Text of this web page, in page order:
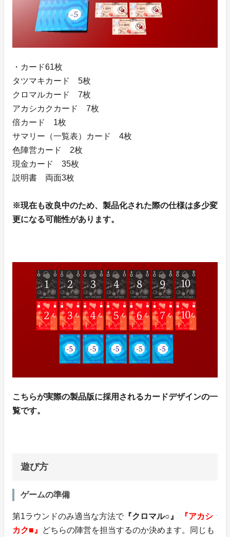
・カード61枚
タツマキカード 5枚
クロマルカード 7枚
アカシカクカード 7枚
倍カード 1枚
サマリー（一覧表）カード 4枚
色陣営カード 2枚
現金カード 35枚
説明書 両面3枚
※現在も改良中のため、製品化された際の仕様は多少変
更になる可能性があります。
こちらが実際の製品版に採用されるカードデザインの一
覧です。
遊び方
ゲームの準備
第1ラウンドのみ適当な方法で 『クロマル○』
『アカシ
カク■』
どちらの陣営を担当するのか決めます。同じも